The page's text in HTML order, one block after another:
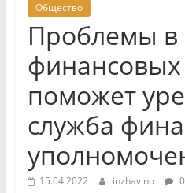
Общество
Проблемы в
финансовых
поможет
служба
15.04.2022 inzhavino